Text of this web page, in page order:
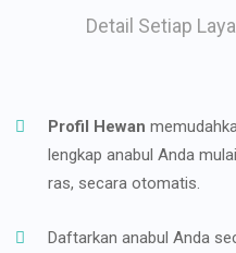
Detail Setiap
Profil Hewan
lengkap anabul Anda
ras, secara otomatis.
Daftarkan anabul Anda